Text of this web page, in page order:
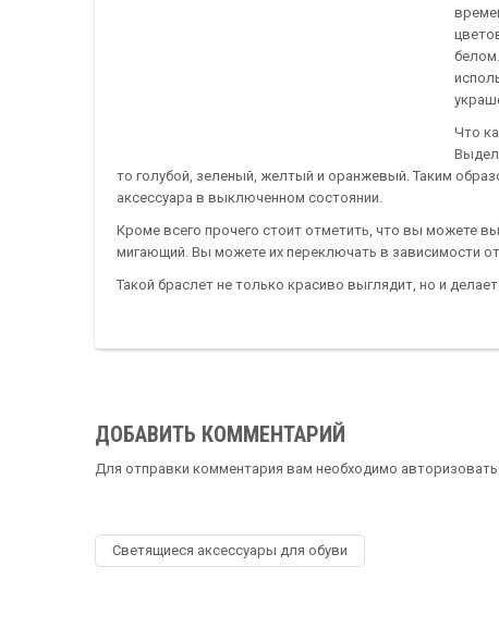
Что
то голубой, зеленый, желтый и оранжевый. Таким
аксессуара в выключенном состоянии.
Кроме всего прочего стоит отметить, что вы можете
мигающий. Вы можете их переключать в зависимости
Такой браслет не только красиво выглядит, но и
ДОБАВИТЬ КОММЕНТАРИЙ
Для отправки комментария вам необходимо
Светящиеся аксессуары для обуви